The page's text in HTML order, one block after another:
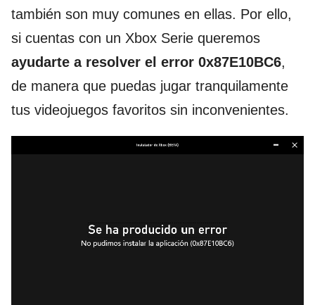
también son muy comunes en ellas. Por ello,
si cuentas con un Xbox Serie queremos
ayudarte a resolver el error 0x87E10BC6,
de manera que puedas jugar tranquilamente
tus videojuegos favoritos sin inconvenientes.